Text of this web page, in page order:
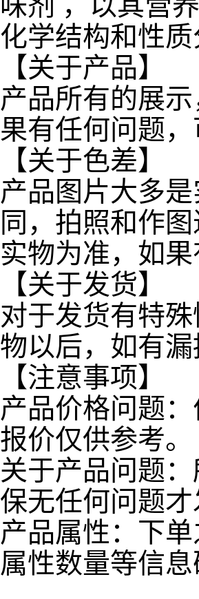
化学结构和性
【关于产品】
产品所有的展
果有任何问题
【关于色差】
产品图片大多
同，拍照和作
实物为准，如
【关于发货】
对于发货有特
物以后，如有
【注意事项】
产品价格问题
报价仅供参考。
关于产品问题
保无任何问题才
产品属性：下
属性数量等信